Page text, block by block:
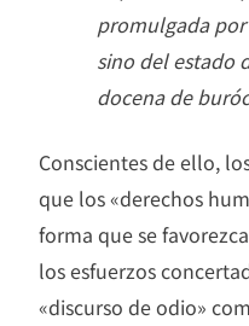
promulgada por
sino del estado
docena de
Conscientes de ello,
que los «derechos
forma que se
los esfuerzos
«discurso de odio»